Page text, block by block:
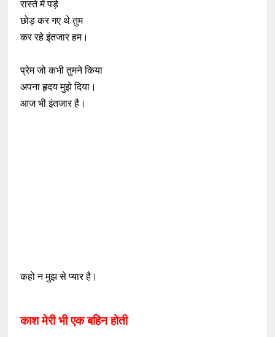
रास्ते में पड़े
छोड़ कर गए थे तुम
कर रहे इंतजार हम।
प्रेम जो कभी तुमने किया
अपना हृदय मुझे दिया।
आज भी इंतजार है।
कहो न मुझ से प्यार है।
काश मेरी भी एक बहिन होती